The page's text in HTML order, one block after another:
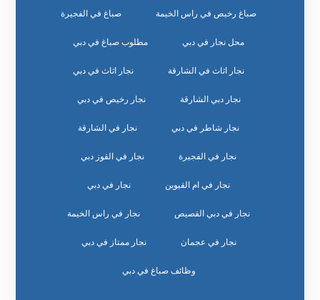
صباغ رخيص في راس الخيمة صباغ في الفجيرة
محل نجار في دبي مطلوب صباغ في دبي
نجار اثاث في الشارقة نجار اثاث في دبي
نجار دبي الشارقة نجار رخيص في دبي
نجار شاطر في دبي نجار في الشارقة
نجار في الفجيرة نجار في القوز دبي
نجار في ام القيوين نجار في دبي
نجار في دبي القصيص نجار في راس الخيمة
نجار في عجمان نجار ممتاز في دبي
وظائف صباغ في دبي